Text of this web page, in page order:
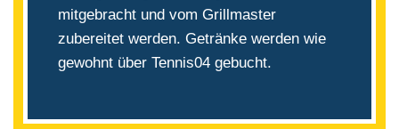
mitgebracht und vom Grillmaster
zubereitet werden. Getränke werden wie
gewohnt über Tennis04 gebucht.